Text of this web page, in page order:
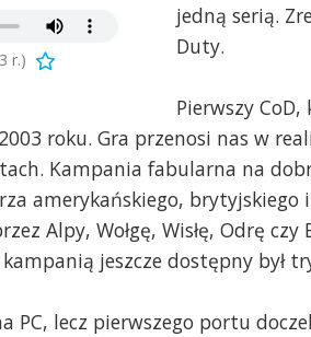
r.)
jedną serią.
Duty.
Pierwszy CoD,
roku. Gra przenosi nas w
Kampania fabularna na
amerykańskiego, brytyjskiego
Alpy, Wołgę, Wisłę, Odrę
jeszcze dostępny był
PC, lecz pierwszego portu